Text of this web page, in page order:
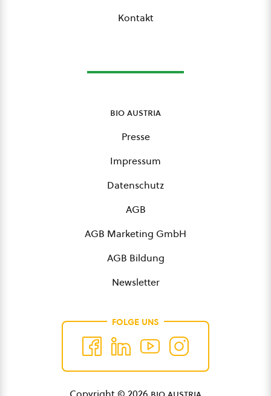
Kontakt
bio austria
Presse
Impressum
Datenschutz
AGB
AGB Marketing GmbH
AGB Bildung
Newsletter
FOLGE UNS